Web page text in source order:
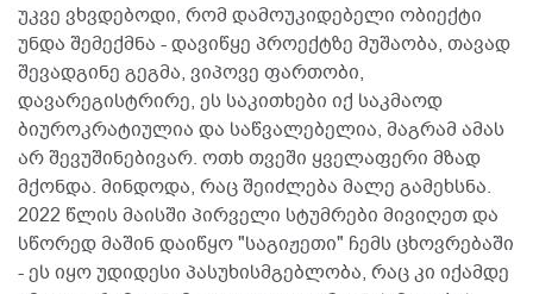
უკვე ვხვდებოდი, რომ დამოუკიდებელი ობიექტი
უნდა შემექმნა - დავიწყე პროექტზე მუშაობა, თავად
შევადგინე გეგმა, ვიპოვე ფართობი,
დავარეგისტრირე, ეს საკითხები იქ საკმაოდ
ბიუროკრატიულია და საწვალებელია, მაგრამ ამას
არ შევუშინებივარ. ოთხ თვეში ყველაფერი მზად
მქონდა. მინდოდა, რაც შეიძლება მალე გამეხსნა.
2022 წლის მაისში პირველი სტუმრები მივიღეთ და
სწორედ მაშინ დაიწყო "საგიჟეთი" ჩემს ცხოვრებაში
- ეს იყო უდიდესი პასუხისმგებლობა, რაც კი იქამდე